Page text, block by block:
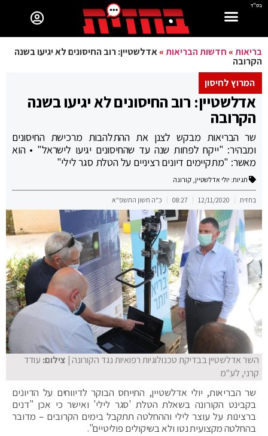
בס"ד
בריאות» חדשות הבריאות»אדלשטיין: רוב החיסונים לא יגיעו בשנה
הקרובה
המרוץ לחיסון
אדלשטיין: רוב החיסונים לא יגיעו בשנה
הקרובה
שר הבריאות מבקש לצנן את ההתלהבות מרכישת החיסונים
ומבהיר: "ייקח לפחות שנה עד שהחיסונים יגיעו לישראל" • הוא
מאשר: "מתקיימים דיונים רציניים על הטלת סגר לילי"
תגיות: יולי אדלשטיין, קורונה
בחזית 12/11/2020
08:27 כ"ה חשון התשפ"א
השר אדלשטיין בבדיקת טכנולוגיות רפואיות נגד הקורונה| צילום: עודד
קרני, לע"מ
‏שר הבריאות, יולי אדלשטיין, התייחס הבוקר לדיווחים על הדיונים
בקבינט הקורונה בשאלת הטלת 'סגר לילי' ואישר כי אכן "דנים
ברצינות על עוצר לילי וההחלטה תתקבל בימים הקרובים – מדובר
בהחלטה מקצועית נטו ולא בשיקולים פוליטיים".